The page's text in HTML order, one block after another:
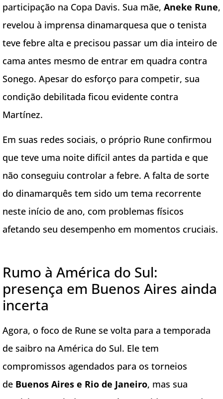
participação na Copa Davis. Sua mãe, Aneke Rune,
revelou à imprensa dinamarquesa que o tenista
teve febre alta e precisou passar um dia inteiro de
cama antes mesmo de entrar em quadra contra
Sonego. Apesar do esforço para competir, sua
condição debilitada ficou evidente contra
Martínez.
Em suas redes sociais, o próprio Rune confirmou
que teve uma noite difícil antes da partida e que
não conseguiu controlar a febre. A falta de sorte
do dinamarquês tem sido um tema recorrente
neste início de ano, com problemas físicos
afetando seu desempenho em momentos cruciais.
Rumo à América do Sul:
presença em Buenos Aires ainda
incerta
Agora, o foco de Rune se volta para a temporada
de saibro na América do Sul. Ele tem
compromissos agendados para os torneios
de Buenos Aires e Rio de Janeiro, mas sua